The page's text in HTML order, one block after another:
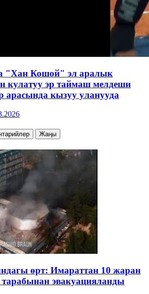
"Хан Кошой" эл аралык
кулатуу эр таймаш мелдеши
арасында кызуу уланууда
Жаңы
өрт: Имараттан 10 жаран
эвакуацияланды